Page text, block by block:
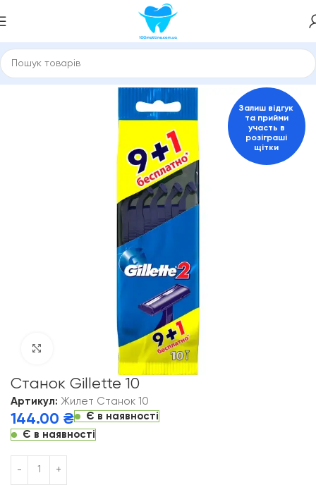
Змінні касети Gillette, Philips, Schick, Venus Чоловічі
Click to enlarge
Залиш відгук
та прийми
участь в
розіграші
щітки
Станок Gillette 10
Артикул: Жилет Станок 10
144.00 ₴
Є в наявності
Є в наявності
Alternative: